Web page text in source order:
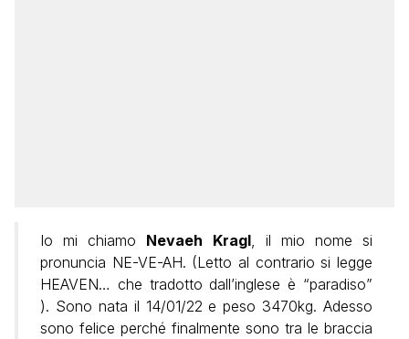
Io mi chiamo Nevaeh Kragl, il mio nome si
pronuncia NE-VE-AH. (Letto al contrario si legge
HEAVEN… che tradotto dall’inglese è “paradiso”
). Sono nata il 14/01/22 e peso 3470kg. Adesso
sono felice perché finalmente sono tra le braccia